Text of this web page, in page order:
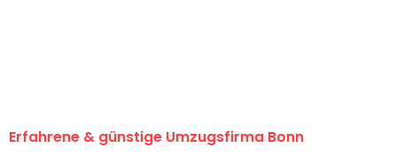
Erfahrene & günstige Umzugsfirma Bonn